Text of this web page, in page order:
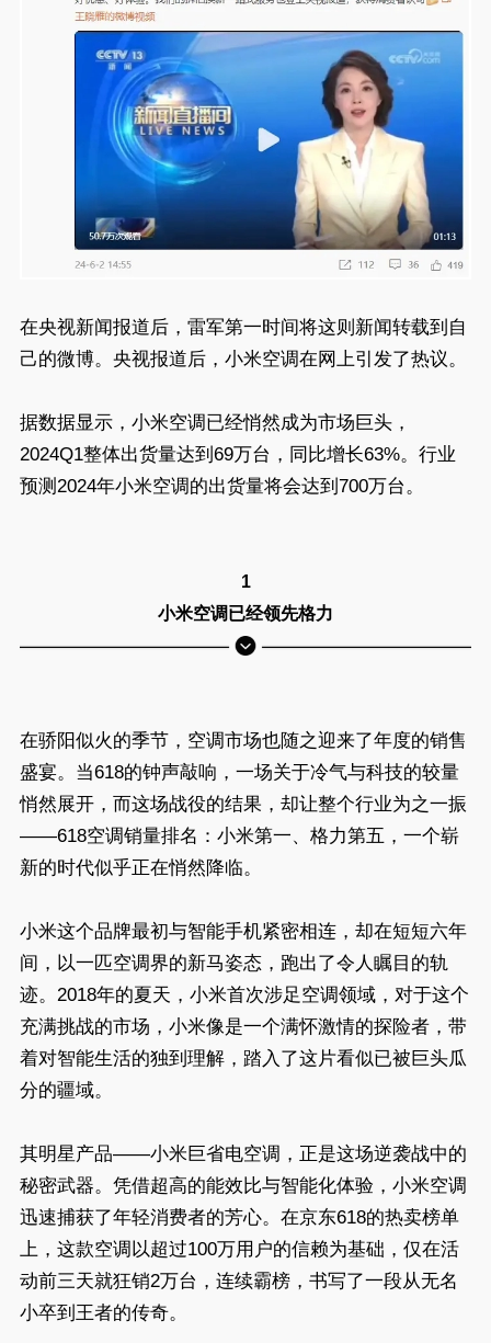
在央视新闻报道后，雷军第一时间将这则新闻转载到自
己的微博。央视报道后，小米空调在网上引发了热议。
据数据显示，小米空调已经悄然成为市场巨头，
2024Q1整体出货量达到69万台，同比增长63%。行业
预测2024年小米空调的出货量将会达到700万台。
1
小米空调已经领先格力
在骄阳似火的季节，空调市场也随之迎来了年度的销售
盛宴。当618的钟声敲响，一场关于冷气与科技的较量
悄然展开，而这场战役的结果，却让整个行业为之一振
——618空调销量排名：小米第一、格力第五，一个崭
新的时代似乎正在悄然降临。
小米这个品牌最初与智能手机紧密相连，却在短短六年
间，以一匹空调界的新马姿态，跑出了令人瞩目的轨
迹。2018年的夏天，小米首次涉足空调领域，对于这个
充满挑战的市场，小米像是一个满怀激情的探险者，带
着对智能生活的独到理解，踏入了这片看似已被巨头瓜
分的疆域。
其明星产品——小米巨省电空调，正是这场逆袭战中的
秘密武器。凭借超高的能效比与智能化体验，小米空调
迅速捕获了年轻消费者的芳心。在京东618的热卖榜单
上，这款空调以超过100万用户的信赖为基础，仅在活
动前三天就狂销2万台，连续霸榜，书写了一段从无名
小卒到王者的传奇。